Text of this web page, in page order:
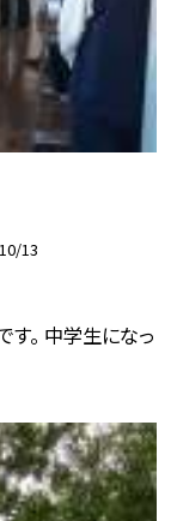
13
す。 中学生になっ